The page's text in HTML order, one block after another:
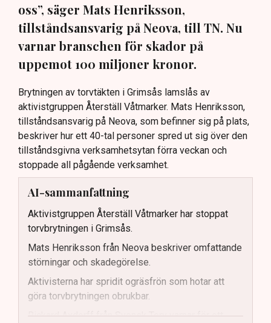
oss”, säger Mats Henriksson,
tillståndsansvarig på Neova, till TN. Nu
varnar branschen för skador på
uppemot 100 miljoner kronor.
Brytningen av torvtäkten i Grimsås lamslås av
aktivistgruppen Återställ Våtmarker. Mats Henriksson,
tillståndsansvarig på Neova, som befinner sig på plats,
beskriver hur ett 40-tal personer spred ut sig över den
tillståndsgivna verksamhetsytan förra veckan och
stoppade all pågående verksamhet.
AI-sammanfattning
Aktivistgruppen Återställ Våtmarker har stoppat
torvbrytningen i Grimsås.
Mats Henriksson från Neova beskriver omfattande
störningar och skadegörelse.
Aktivisterna har spridit ogräsfrön som hotar att
göra torvbrytningen obrukbar.
Rickard Axdorff från Svensk Torv varnar för ett